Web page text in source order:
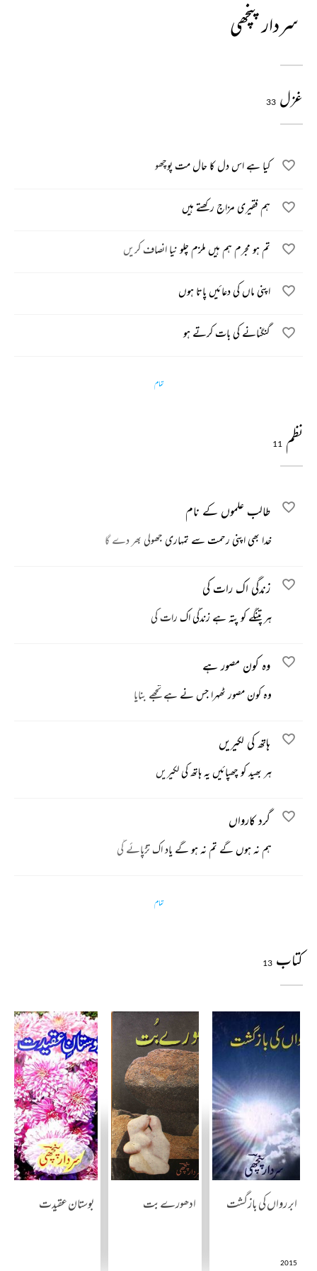
سردار پنچھی
غزل 33
کیا ہے اس دل کا حال مت پوچھو
ہم فقیری مزاج رکھتے ہیں
تم ہو مجرم ہم ہیں ملزم چلو نیا انصاف کریں
اپنی ماں کی دعائیں پاتا ہوں
گنگنانے کی بات کرتے ہو
تمام
نظم 11
طالب علموں کے نام
خدا بھی اپنی رحمت سے تمہاری جھولی بھر دے گا
زندگی اک رات کی
ہر پتنگے کو پتہ ہے زندگی اک رات کی
وہ کون مصور ہے
وہ کون مصور ٹھہرا جس نے ہے تجھے بنایا
ہاتھ کی لکیریں
ہر بھید کو چھپائیں یہ ہاتھ کی لکیریں
گرد کارواں
ہم نہ ہوں گے تم نہ ہو گے یاد اک تڑپائے گی
تمام
کتاب 13
ابر رواں کی بازگشت
2015
ادھورے بت بوستان عقیدت